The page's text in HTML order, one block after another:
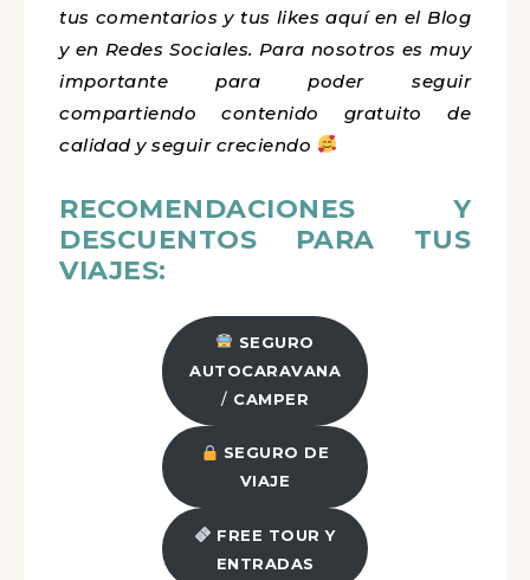
tus comentarios y tus likes aquí en el Blog
y en Redes Sociales. Para nosotros es muy
importante para poder seguir
compartiendo contenido gratuito de
calidad y seguir creciendo
RECOMENDACIONES Y
DESCUENTOS PARA TUS
VIAJES:
SEGURO
AUTOCARAVANA
/ CAMPER
SEGURO DE
VIAJE
FREE TOUR Y
ENTRADAS